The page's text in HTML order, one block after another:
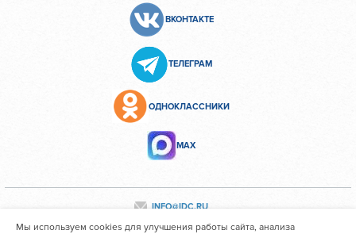
ВКОНТАКТЕ
ТЕЛЕГРАМ
ОДНОКЛАССНИКИ
МАХ
INFO@IDC.RU
Мы используем cookies для улучшения работы сайта, анализа